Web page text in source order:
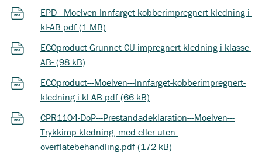
EPD---Moelven-Innfarget-kobberimpregnert-kledning-i-
kl-AB.pdf (1 MB)
ECOproduct-Grunnet-CU-impregnert-kledning-i-klasse-
AB- (98 kB)
ECOproduct---Moelven---Innfarget-kobberimpregnert-
kledning-i-kl-AB.pdf (66 kB)
CPR1104-DoP---Prestandadeklaration---Moelven---
Trykkimp-kledning,-med-eller-uten-
overflatebehandling.pdf (172 kB)